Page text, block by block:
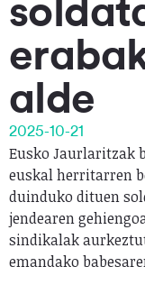
alde
2025-10-21
Eusko Jaurlaritzak
euskal herritarren
duinduko dituen
jendearen
sindikalak
emandako